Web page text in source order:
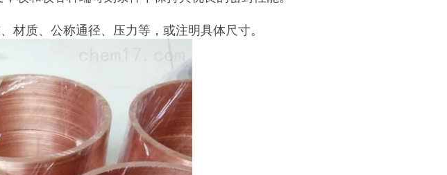
材质、公称通径、压力等，或注明具体尺寸。